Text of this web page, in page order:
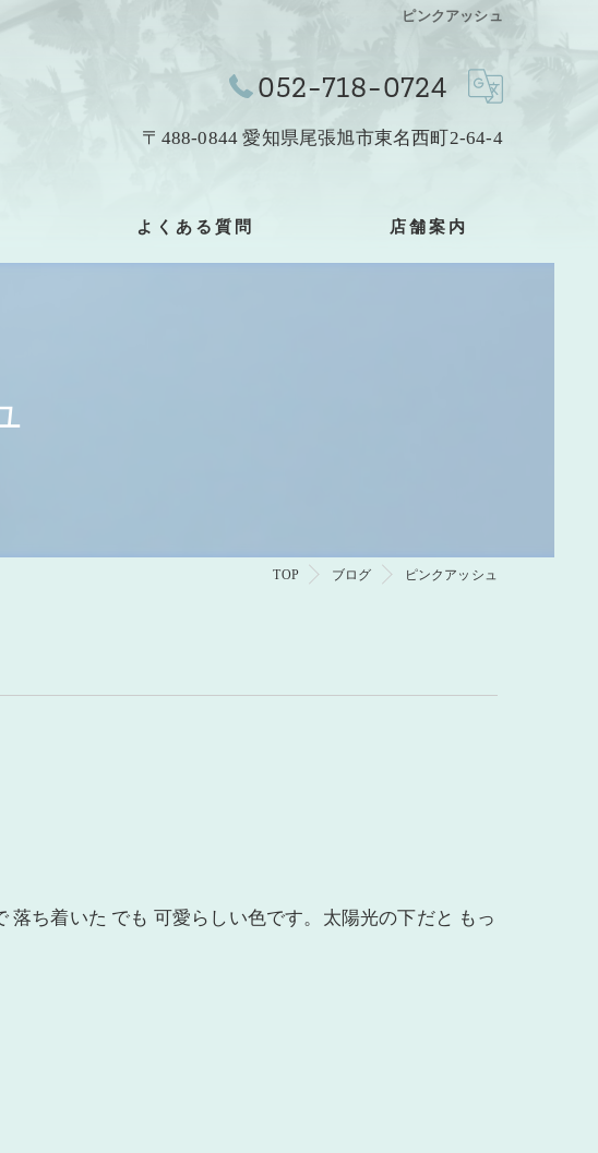
ピンクアッシュ
052-718-0724
〒488-0844 愛知県尾張旭市東名西町2-64-4
よくある質問 店舗案内
TOP ブログ ピンクアッシュ
落ち着いた でも 可愛らしい色です。太陽光の下だと もっ